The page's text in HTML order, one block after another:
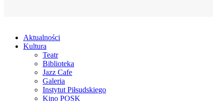
Aktualności
Kultura
Teatr
Biblioteka
Jazz Cafe
Galeria
Instytut Piłsudskiego
Kino POSK